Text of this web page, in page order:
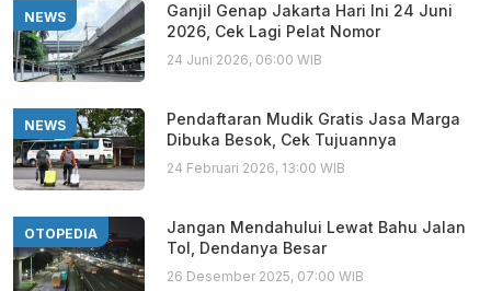
NEWS
Ganjil Genap Jakarta Hari Ini 24 Juni
2026, Cek Lagi Pelat Nomor
24 Juni 2026, 06:00 WIB
NEWS
Pendaftaran Mudik Gratis Jasa Marga
Dibuka Besok, Cek Tujuannya
24 Februari 2026, 13:00 WIB
OTOPEDIA
Jangan Mendahului Lewat Bahu Jalan
Tol, Dendanya Besar
26 Desember 2025, 07:00 WIB